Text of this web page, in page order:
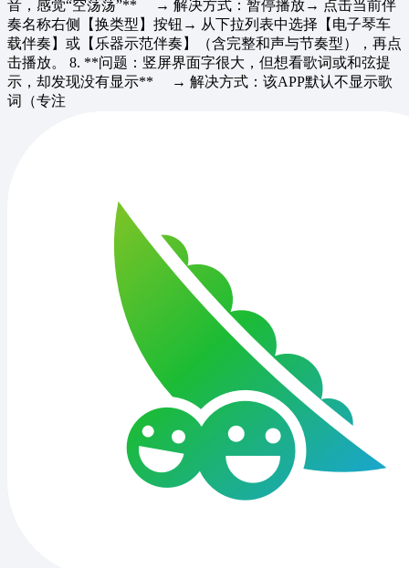
音，感觉“空荡荡”** → 解决方式：暂停播放→ 点击当前伴
奏名称右侧【换类型】按钮→ 从下拉列表中选择【电子琴车
载伴奏】或【乐器示范伴奏】（含完整和声与节奏型），再点
击播放。 8. **问题：竖屏界面字很大，但想看歌词或和弦提
示，却发现没有显示** → 解决方式：该APP默认不显示歌
词（专注